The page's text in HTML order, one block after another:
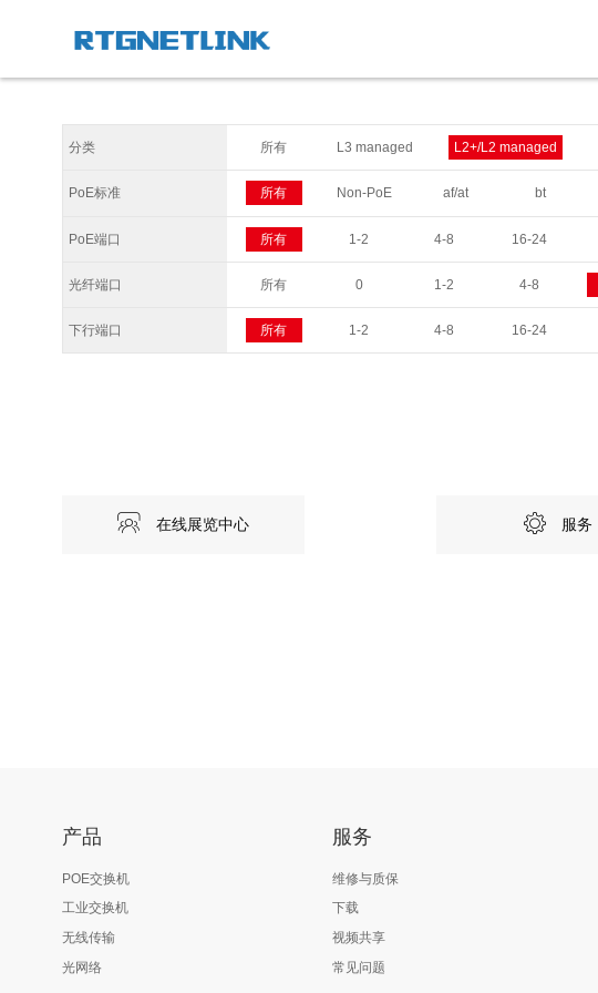
分类 所有 L3 managed L2+/L2 managed
PoE标准 所有 Non-PoE af/at bt
PoE端口 所有 1-2 4-8 16-24
光纤端口 所有 0 1-2 4-8
下行端口 所有 1-2 4-8 16-24
在线展览中心 服务
产品
POE交换机
工业交换机
无线传输
光网络
服务
维修与质保
下载
视频共享
常见问题